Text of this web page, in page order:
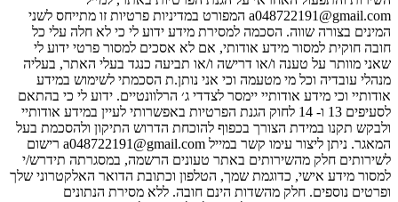
a048722191@gmail.com המפורט במדיניות פרטיות זו מתייחס לשני
המינים בצורה שווה. הסכמה למסירת מידע ידוע לי כי לא חלה עלי כל
חובה חוקית למסור מידע אודותי, אם לא אסכים למסור פרטי ידוע לי
שאני מוותר על טענה ו/או דרישה ו/או תביעה כנגד בעלי האתר, בעליה
מנהלי עובדיה וכל מי מטעמה וכי אני נותן.ת הסכמתי לשימוש במידע
אודותיי וכי מידע אודותיי יימסר לצדדי ג׳ הרלוונטיים. ידוע לי כי בהתאם
לסעיפים 13 ו- 14 לחוק הגנת הפרטיות באפשרותי לעיין במידע אודותיי
ולבקש תקנו במידת הצורך בכפוף להוכחת הדרוש התיקון ולהסכמת בעל
המאגר. ניתן ליצור עימו קשר במייל a048722191@gmail.com רישום
לשירותים חלק מהשירותים באתר טעונים הרשמה, במסגרתה תידרש/י
למסור מידע אישי, כדוגמת שמך, הטלפון וכתובת הדואר האלקטרוני שלך
ופרטים נוספים. חלק מהשדות הינם חובה. ללא מסירת הנתונים